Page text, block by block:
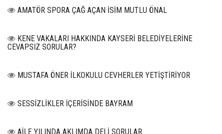
AMATÖR SPORA ÇAĞ AÇAN İSİM MUTLU ÖNAL
KENE VAKALARI HAKKINDA KAYSERİ BELEDİYELERİNE
CEVAPSIZ SORULAR?
MUSTAFA ÖNER İLKOKULU CEVHERLER YETİŞTİRİYOR
SESSİZLİKLER İÇERİSİNDE BAYRAM
AİLE YILINDA AKLIMDA DELİ SORULAR